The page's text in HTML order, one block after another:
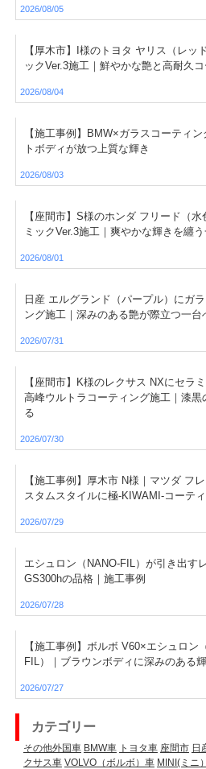
2026/08/05
【厚木市】I様のトヨタ ヤリス（レッ
ックVer.3施工｜鮮やかな艶と高耐久
2026/08/04
【施工事例】BMW×ガラスコーティン
トボディが放つ上質な輝き
2026/08/03
【座間市】S様のホンダ フリード（水
ミックVer.3施工｜爽やかな輝きを纏
2026/08/01
日産 エルグランド（パープル）にガ
ング施工｜深みのある艶が際立つ一台
2026/07/31
【座間市】K様のレクサス NXにセラ
高峰ウルトラコーティング施工｜漆黒
る
2026/07/30
【施工事例】厚木市 N様｜マツダ フ
スタムスタイルに極-KIWAMI-コーテ
2026/07/29
エシュロン（NANO-FIL）が引き出す
GS300hの品格｜施工事例
2026/07/28
【施工事例】ボルボ V60×エシュロン
FIL）｜ブラウンボディに深みのある
2026/07/27
カテゴリー
その他外国車 BMW車 トヨタ車 座間市 日
クサス車 VOLVO（ボルボ）車 MINI(ミニ